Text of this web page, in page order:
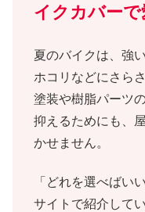
イクカバーで
夏のバイクは、強
ホコリなどにさら
塗装や樹脂パーツ
抑えるためにも、
かせません。
「どれを選べば
サイトで紹介して